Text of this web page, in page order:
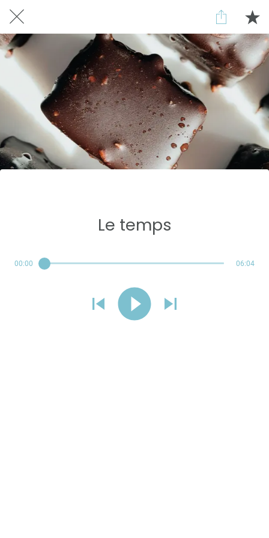
Le temps
00:00 06:04